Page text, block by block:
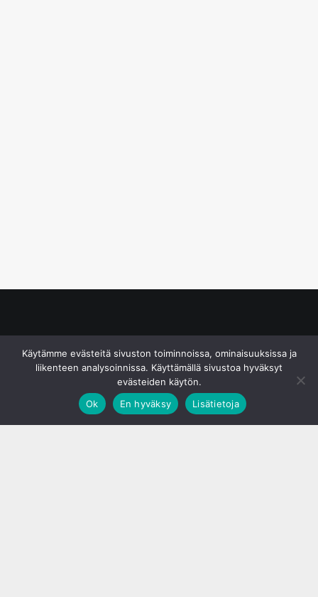
Käytämme evästeitä sivuston toiminnoissa, ominaisuuksissa ja
liikenteen analysoinnissa. Käyttämällä sivustoa hyväksyt
evästeiden käytön.
Ok
En hyväksy Lisätietoja